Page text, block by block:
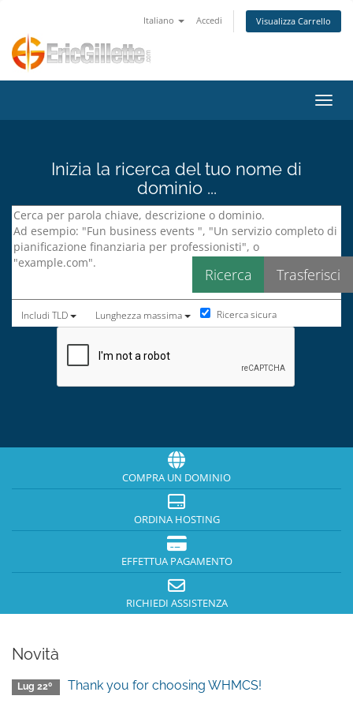
Italiano Accedi Visualizza Carrello
Inizia la ricerca del tuo nome di
dominio ...
Includi TLD Lunghezza massima Ricerca sicura
COMPRA UN DOMINIO
ORDINA HOSTING
EFFETTUA PAGAMENTO
RICHIEDI ASSISTENZA
Novità
Lug 22º Thank you for choosing WHMCS!